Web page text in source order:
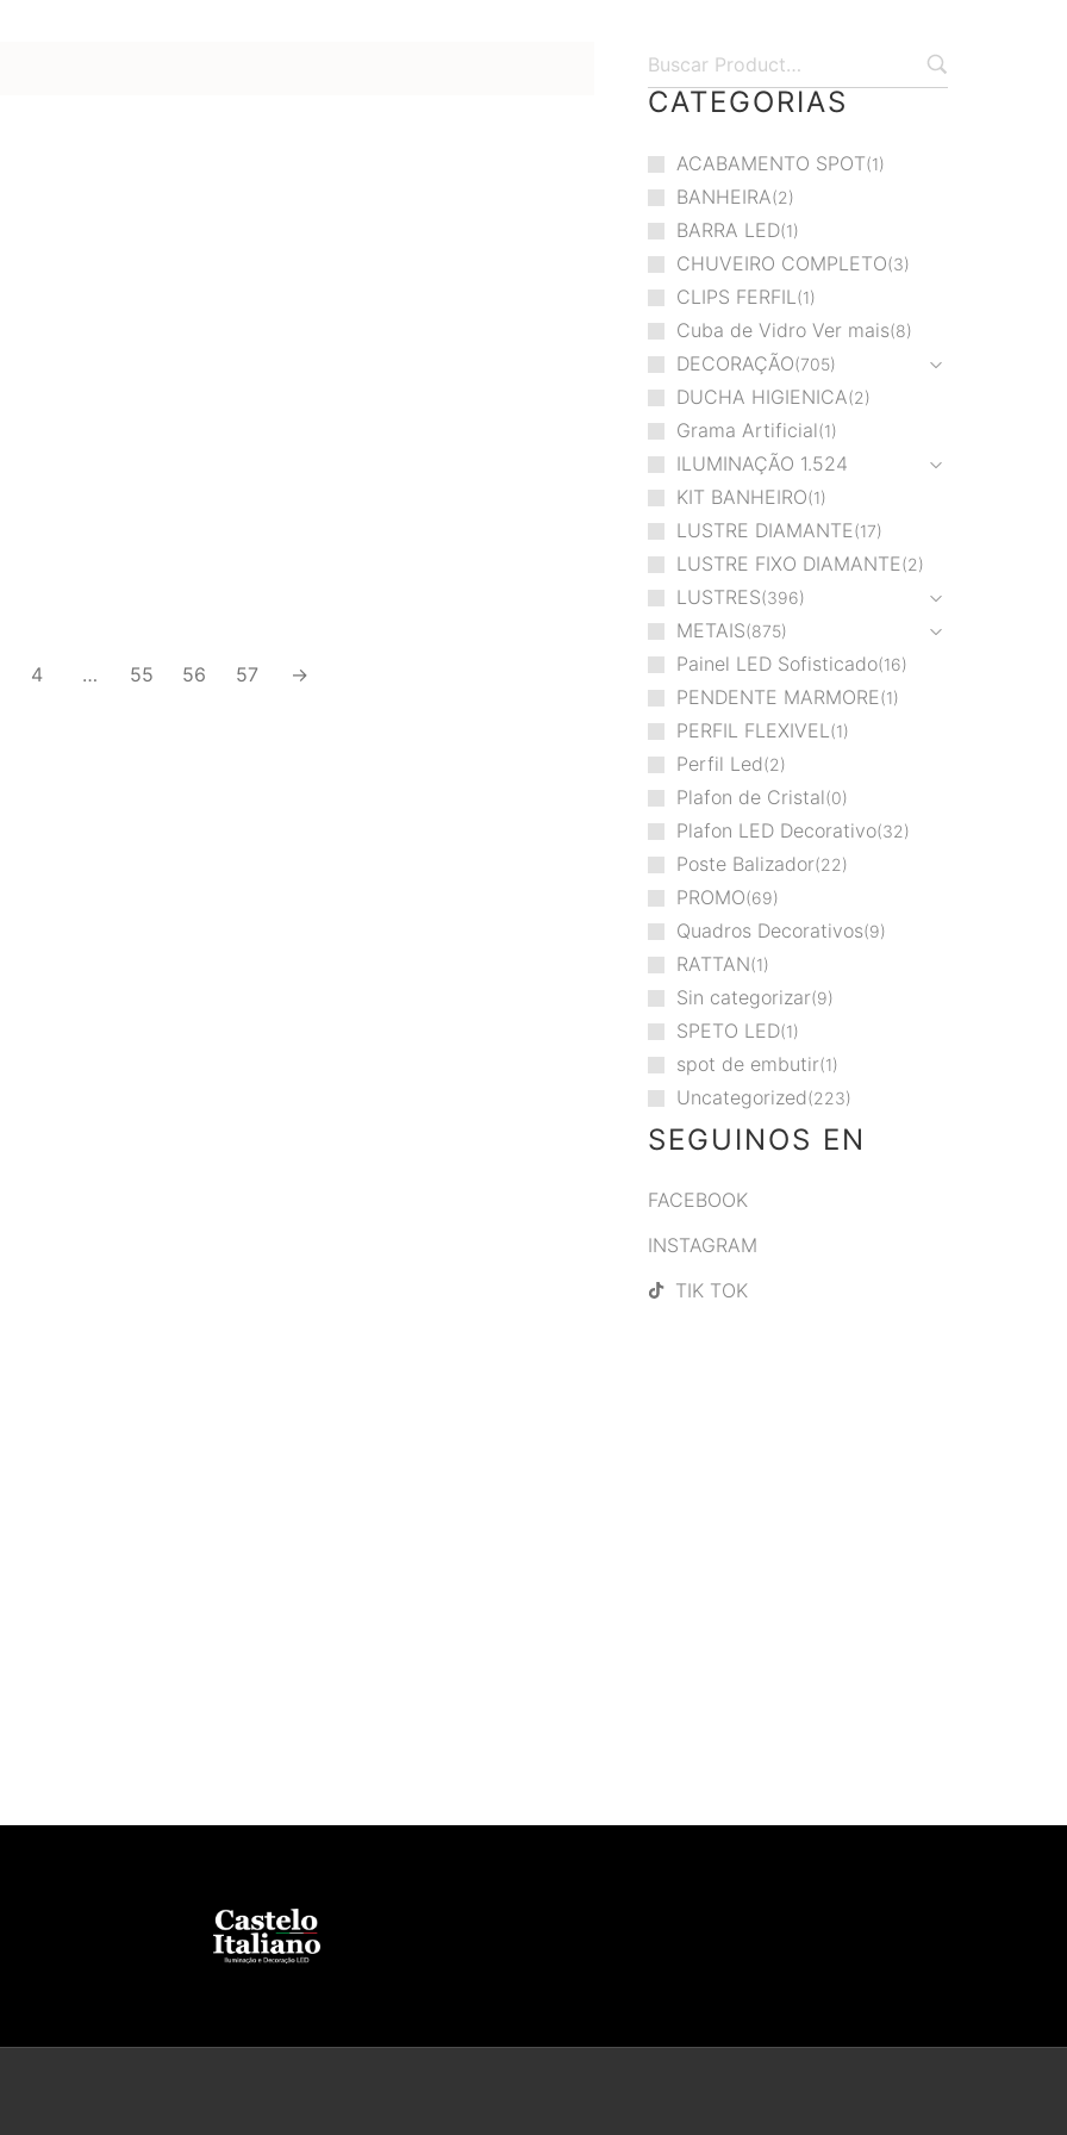
4 … 55 56 57 →
CATEGORIAS
ACABAMENTO SPOT 1
BANHEIRA 2
BARRA LED 1
CHUVEIRO COMPLETO 3
CLIPS FERFIL 1
Cuba de Vidro Ver mais 8
DECORAÇÃO 705
DUCHA HIGIENICA 2
Grama Artificial 1
ILUMINAÇÃO 1.524
KIT BANHEIRO 1
LUSTRE DIAMANTE 17
LUSTRE FIXO DIAMANTE 2
LUSTRES 396
METAIS 875
Painel LED Sofisticado 16
PENDENTE MARMORE 1
PERFIL FLEXIVEL 1
Perfil Led 2
Plafon de Cristal 0
Plafon LED Decorativo 32
Poste Balizador 22
PROMO 69
Quadros Decorativos 9
RATTAN 1
Sin categorizar 9
SPETO LED 1
spot de embutir 1
Uncategorized 223
SEGUINOS EN
FACEBOOK
INSTAGRAM
TIK TOK